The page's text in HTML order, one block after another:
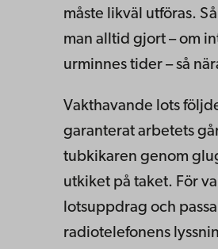
måste likväl utföras.
man alltid gjort – om
urminnes tider – så
Vakthavande lots
garanterat arbetets
tubkikaren genom
utkiket på taket. För
lotsuppdrag och
radiotelefonens